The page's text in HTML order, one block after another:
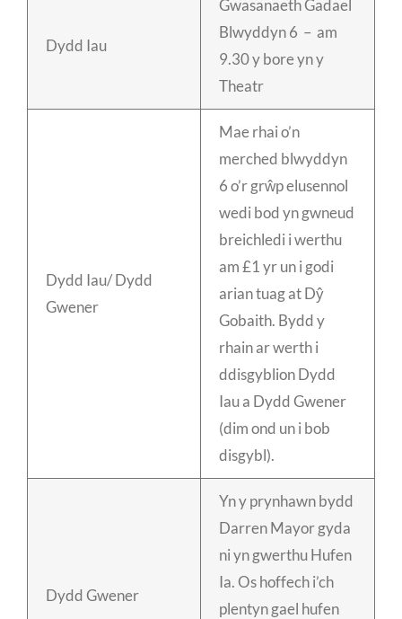
Dydd Iau
Gwasanaeth Gadael
Blwyddyn 6 – am
9.30 y bore yn y
Theatr
Dydd Iau/ Dydd
Gwener
Mae rhai o’n
merched blwyddyn
6 o’r grŵp elusennol
wedi bod yn gwneud
breichledi i werthu
am £1 yr un i godi
arian tuag at Dŷ
Gobaith. Bydd y
rhain ar werth i
ddisgyblion Dydd
Iau a Dydd Gwener
(dim ond un i bob
disgybl).
Dydd Gwener
Yn y prynhawn bydd
Darren Mayor gyda
ni yn gwerthu Hufen
Ia. Os hoffech i’ch
plentyn gael hufen